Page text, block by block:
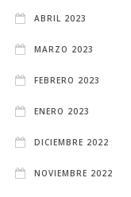
ABRIL 2023
MARZO 2023
FEBRERO 2023
ENERO 2023
DICIEMBRE 2022
NOVIEMBRE 2022